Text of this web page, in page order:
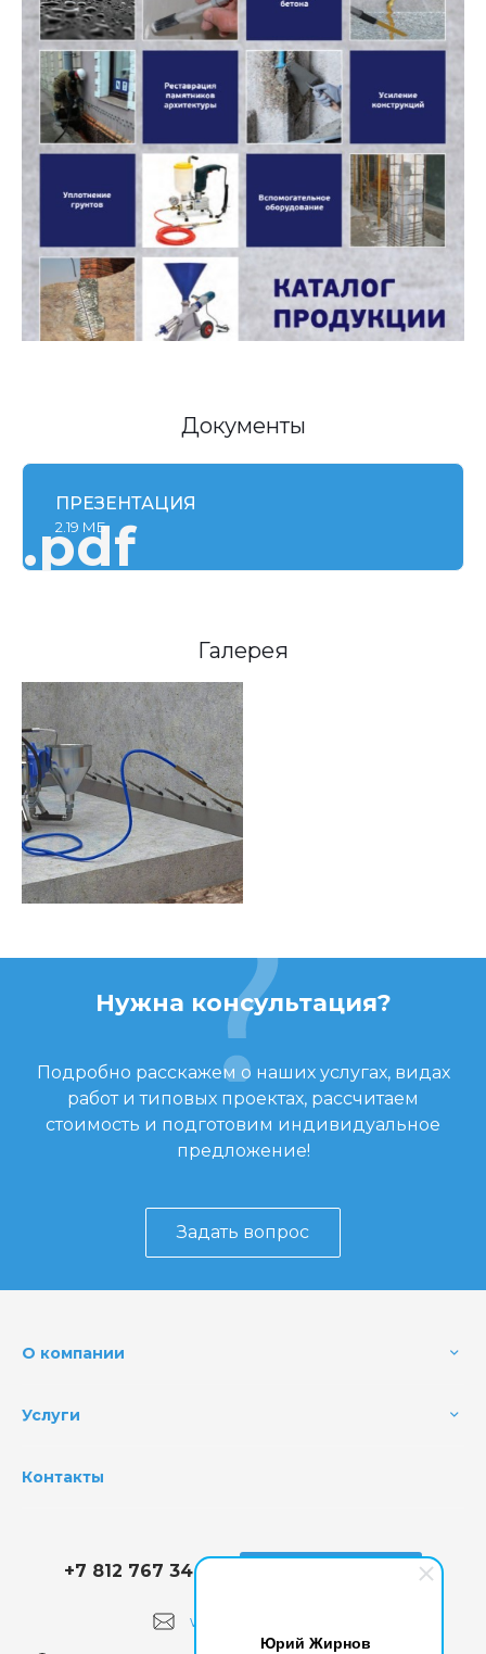
Юрий Жирнов
Документы
ПРЕЗЕНТАЦИЯ
2.19 МБ
.pdf
Галерея
Нужна консультация?
Подробно расскажем о наших услугах, видах
работ и типовых проектах, рассчитаем
стоимость и подготовим индивидуальное
предложение!
Задать вопрос
О компании
Услуги
Контакты
works@ksgidro.pro
+7 812 767 34 78